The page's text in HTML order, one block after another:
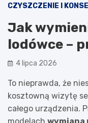
CZYSZCZENIE I
Jak
lodówce –
4 lipca 2026
To nieprawda, że
kosztowną wizytę
całego urządzenia.